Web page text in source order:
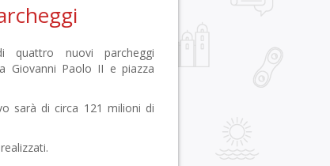
quattro nuovi parcheggi
Giovanni Paolo II e piazza
sarà di circa 121 milioni di